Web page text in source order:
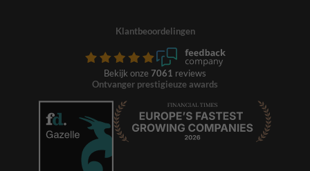
Klantbeoordelingen
Bekijk onze 7061 reviews
Ontvanger prestigieuze awards